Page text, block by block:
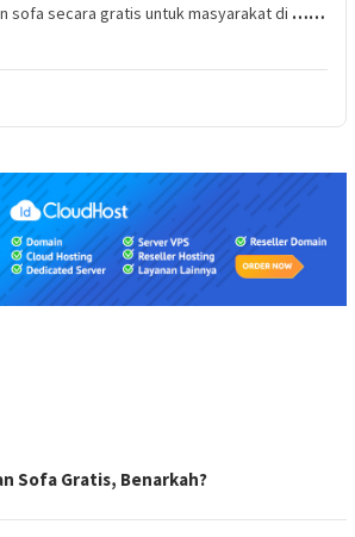
sofa secara gratis untuk masyarakat di ……
Sofa Gratis, Benarkah?